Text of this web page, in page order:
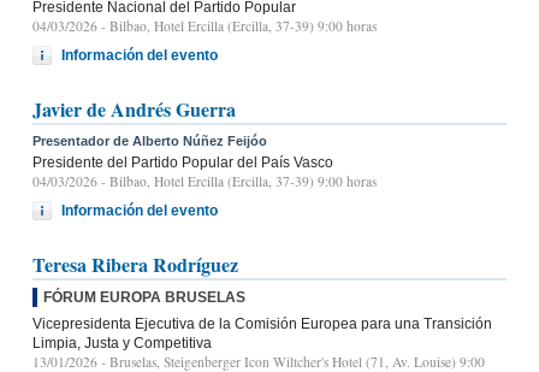
Presidente Nacional del Partido Popular
04/03/2026 - Bilbao, Hotel Ercilla (Ercilla, 37-39) 9:00 horas
Información del evento
Javier de Andrés Guerra
Presentador de Alberto Núñez Feijóo
Presidente del Partido Popular del País Vasco
04/03/2026 - Bilbao, Hotel Ercilla (Ercilla, 37-39) 9:00 horas
Información del evento
Teresa Ribera Rodríguez
FÓRUM EUROPA BRUSELAS
Vicepresidenta Ejecutiva de la Comisión Europea para una Transición
Limpia, Justa y Competitiva
13/01/2026 - Bruselas, Steigenberger Icon Wiltcher's Hotel (71, Av. Louise) 9:00